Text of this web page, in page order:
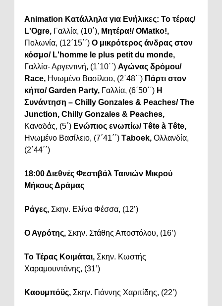
Animation Κατάλληλα για Ενήλικες: Το τέρας/
L'Ogre, Γαλλία, (10΄), Μητέρα!/ OMatko!,
Πολωνία, (12΄15΄΄) Ο μικρότερος άνδρας στον
κόσμο/ L'homme le plus petit du monde,
Γαλλία- Αργεντινή, (1΄10΄΄) Αγώνας δρόμου/
Race, Ηνωμένο Βασίλειο, (2΄48΄΄) Πάρτι στον
κήπο/ Garden Party, Γαλλία, (6΄50΄΄) Η
Συνάντηση – Chilly Gonzales & Peaches/ The
Junction, Chilly Gonzales & Peaches,
Καναδάς, (5΄) Ενώπιος ενωπίω/ Tête à Tête,
Ηνωμένο Βασίλειο, (7΄41΄΄) Τaboek, Ολλανδία,
(2΄44΄΄)
18:00 Διεθνές Φεστιβάλ Ταινιών Μικρού
Μήκους Δράμας
Ράγες, Σκην. Ελίνα Φέσσα, (12’)
Ο Αγρότης, Σκην. Στάθης Αποστόλου, (16’)
Το Τέρας Κοιμάται, Σκην. Κωστής
Χαραμουντάνης, (31’)
Καουμπόϋς, Σκην. Γιάννης Χαριτίδης, (22’)